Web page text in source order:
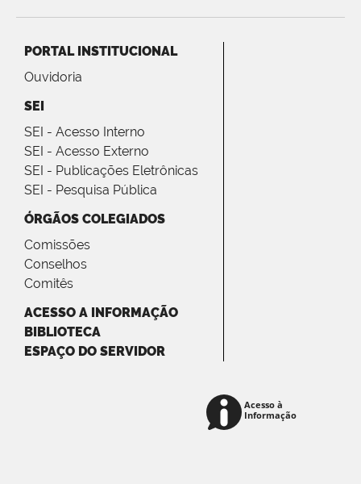
PORTAL INSTITUCIONAL
Ouvidoria
SEI
SEI - Acesso Interno
SEI - Acesso Externo
SEI - Publicações Eletrônicas
SEI - Pesquisa Pública
ÓRGÃOS COLEGIADOS
Comissões
Conselhos
Comitês
ACESSO A INFORMAÇÃO
BIBLIOTECA
ESPAÇO DO SERVIDOR